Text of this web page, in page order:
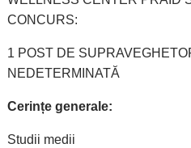
CONCURS:
1 POST DE
NEDETERMINATĂ
Cerințe generale:
Studii medii